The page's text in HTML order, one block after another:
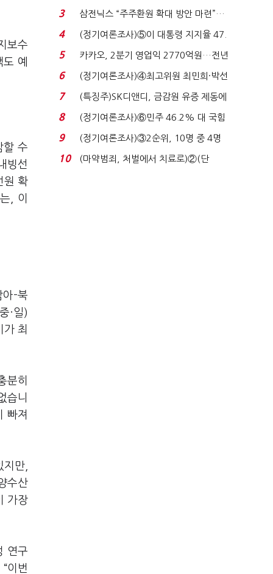
보수
예
할 수
빙선
원 확
, 이
아-북
·일)
최
분히
습니
빠져
만,
수산
가장
연구
이번
'초접전'…대통령 ...
3
삼전닉스 “주주환원 확대 방안 마련”…
로이터에 성명...
4
(정기여론조사)⑤이 대통령 지지율 47.
7%…일주일 만에 ...
5
카카오, 2분기 영업익 2770억원…전년
비 36% 증가...
6
(정기여론조사)④최고위원 최민희·박선
원 '양강'…서미...
7
(특징주)SK디앤디, 금감원 유증 제동에
장 초반 상한가...
8
(정기여론조사)⑥민주 46.2% 대 국힘
31.0%…오차범위 밖 ...
9
(정기여론조사)③2순위, 10명 중 4명
'송영길'…정청래 '한 ...
10
(마약범죄, 처벌에서 치료로)②(단